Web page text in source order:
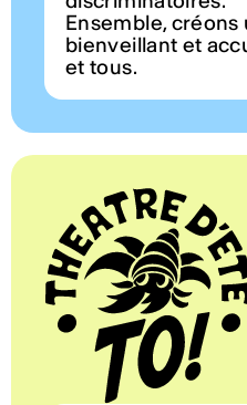
Ensemble, créons
bienveillant et
et tous.